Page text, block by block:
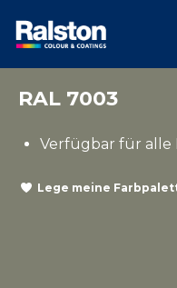
RAL 7003
Verfügbar für alle
Lege meine